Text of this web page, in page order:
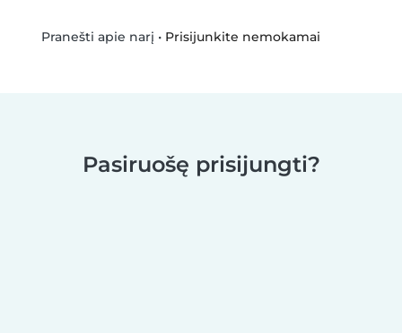
Pranešti apie narį • Prisijunkite nemokamai
Pasiruošę prisijungti?